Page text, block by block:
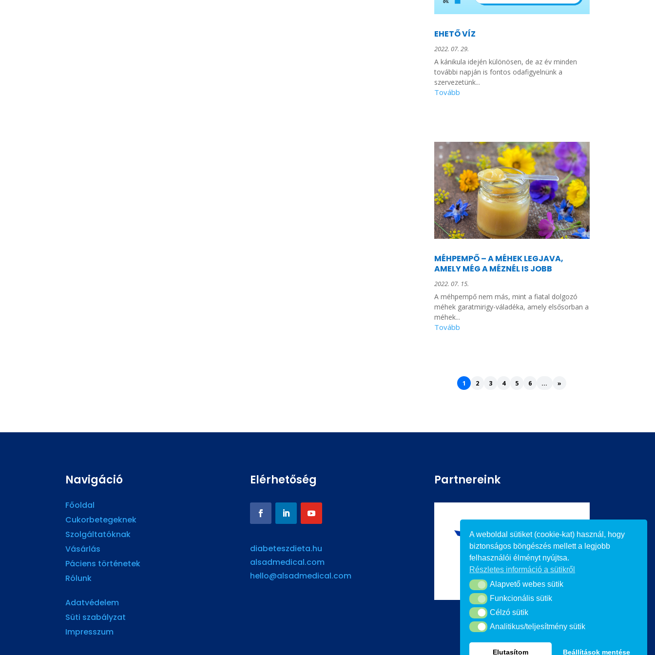
EHETŐ VÍZ
2022. 07. 29.
A kánikula idején különösen, de az év minden
további napján is fontos odafigyelnünk a
szervezetünk...
MÉHPEMPŐ – A MÉHEK LEGJAVA,
AMELY MÉG A MÉZNÉL IS JOBB
2022. 07. 15.
A méhpempő nem más, mint a fiatal dolgozó
méhek garatmirigy-váladéka, amely elsősorban a
méhek...
1 2 3 4 5 6 ... »
Navigáció
Főoldal
Cukorbetegeknek
Szolgáltatóknak
Vásárlás
Páciens történetek
Rólunk
Adatvédelem
Süti szabályzat
Impresszum
Elérhetőség
diabeteszdieta.hu
alsadmedical.com
hello@alsadmedical.com
Partnereink
A weboldal sütiket (cookie-kat) használ, hogy
biztonságos böngészés mellett a legjobb
felhasználói élményt nyújtsa.
Részletes információ a sütikről
Alapvető webes sütik
Alapvető webes sütik
Funkcionális sütik
Funkcionális sütik
Célzó sütikCélzó sütik
Analitikus/teljesítmény sütik
Analitikus/teljesítmény sütik
Elutasítom Beállítások mentése